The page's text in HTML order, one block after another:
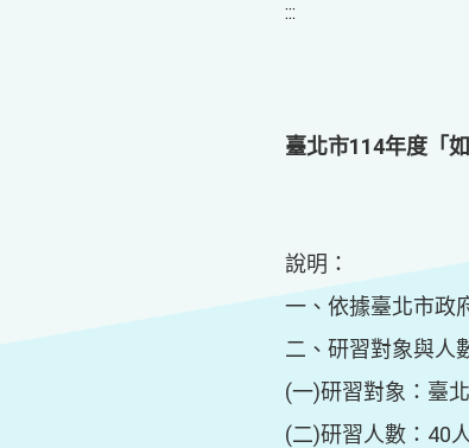
:::
臺北市114年度「
說明：
一、依據臺北市政
二、研習對象與人
(一)研習對象：臺
(二)研習人數：40